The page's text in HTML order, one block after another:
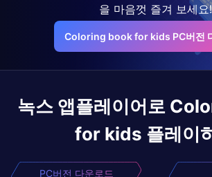
을 마음껏 즐겨 보세요!
Coloring book for kids PC버전
녹스 앱플레이어로
for kids 플레이
PC버전 다운로드